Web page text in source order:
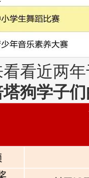
看近两
狗学子